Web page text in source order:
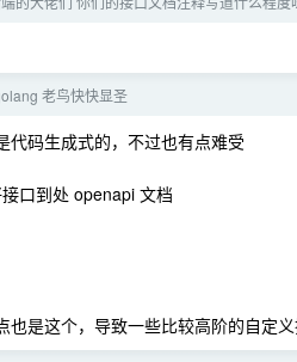
老鸟快快显圣
代码生成式的，不过也有点难受
口到处 openapi 文档
也是这个，导致一些比较高阶的自定